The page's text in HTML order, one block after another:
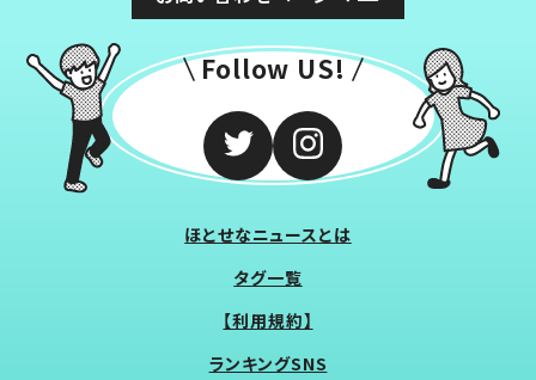
Follow US!
ほとせなニュースとは
タグ一覧
【利用規約】
ランキングSNS